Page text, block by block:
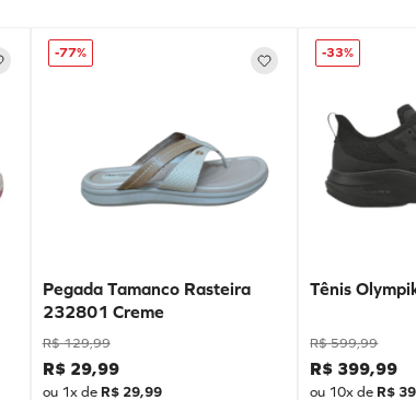
-77%
Pegada Tamanco Rasteira
232801 Creme
R$ 129,99
R$ 29,99
ou 1x de R$ 29,99
-33%
Tênis
R$ 599,99
R$ 399,99
ou 10x de R$ 39